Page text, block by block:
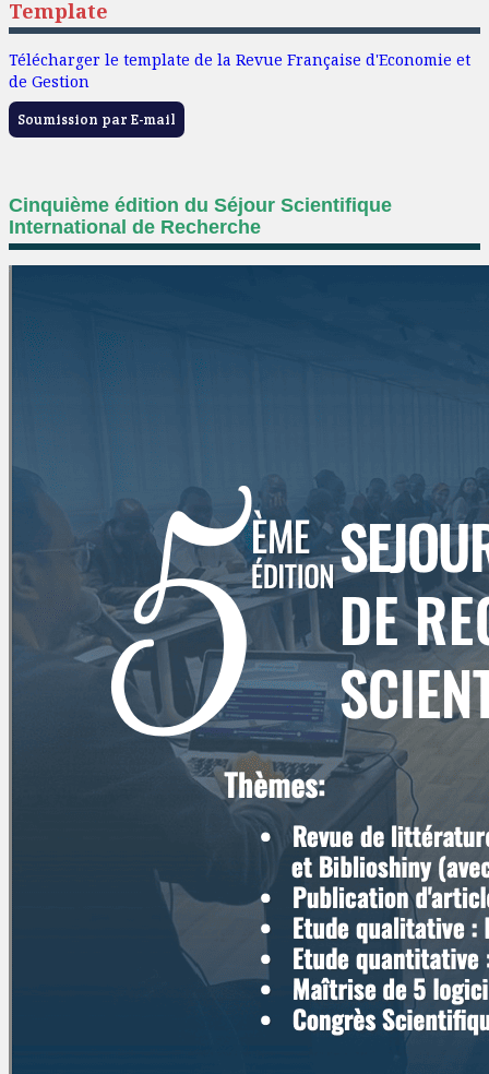
Template
Télécharger le template de la Revue Française d'Economie et
de Gestion
Soumission par E-mail
Cinquième édition du Séjour Scientifique
International de Recherche